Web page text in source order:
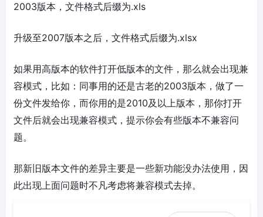
2003版本，文件格式后缀为.xls
升级至2007版本之后，文件格式后缀为.xlsx
如果用高版本的软件打开低版本的文件，那么就会出现兼
容模式，比如：同事用的还是古老的2003版本，做了一
份文件发给你，而你用的是2010及以上版本，那你打开
文件后就会出现兼容模式，提示你会有些版本不兼容问
题。
那新旧版本文件的差异主要是一些新功能没办法使用，因
此出现上面问题时不凡考虑将兼容模式去掉。